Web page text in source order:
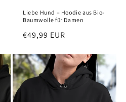
Liebe Hund – Hoodie aus Bio-
Baumwolle für Damen
Regular
€49,99 EUR